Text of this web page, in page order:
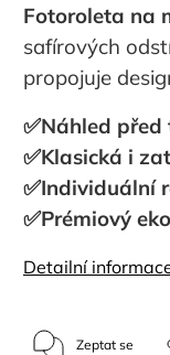
Fotoroleta na
safírových
propojuje
✅Náhled před
✅Klasická i
✅Individuální
✅Prémiový
Detailní
Zeptat se